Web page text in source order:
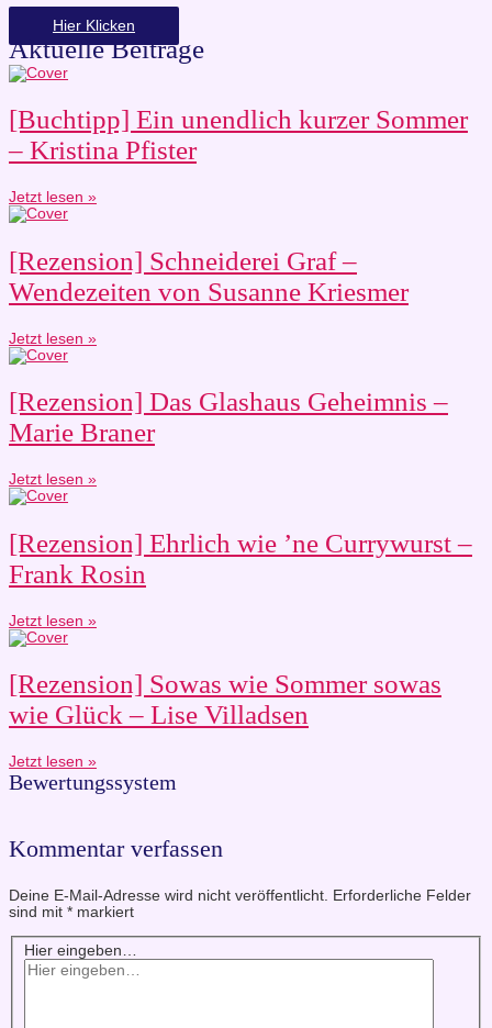
Hier Klicken
Aktuelle Beiträge
[Buchtipp] Ein unendlich kurzer Sommer
– Kristina Pfister
Jetzt lesen »
[Rezension] Schneiderei Graf –
Wendezeiten von Susanne Kriesmer
Jetzt lesen »
[Rezension] Das Glashaus Geheimnis –
Marie Braner
Jetzt lesen »
[Rezension] Ehrlich wie ’ne Currywurst –
Frank Rosin
Jetzt lesen »
[Rezension] Sowas wie Sommer sowas
wie Glück – Lise Villadsen
Jetzt lesen »
Bewertungssystem
Kommentar verfassen
Deine E-Mail-Adresse wird nicht veröffentlicht.
Erforderliche Felder
sind mit * markiert
Hier eingeben…